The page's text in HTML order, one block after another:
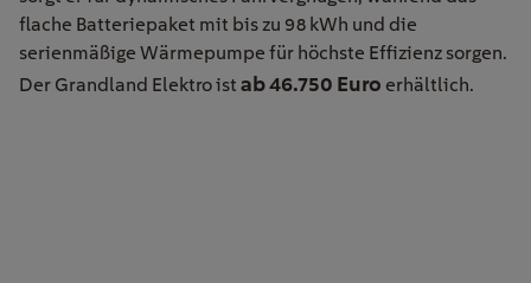
flache Batteriepaket mit bis zu 98 kWh und die
serienmäßige Wärmepumpe für höchste Effizienz sorgen.
Der Grandland Elektro ist ab 46.750 Euro erhältlich.